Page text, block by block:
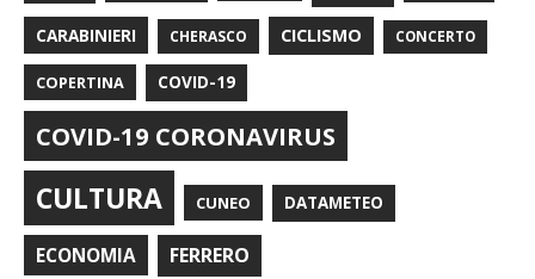
CARABINIERI CHERASCO CICLISMO CONCERTO
COPERTINA COVID-19
COVID-19 CORONAVIRUS
CULTURA CUNEO DATAMETEO
ECONOMIA FERRERO